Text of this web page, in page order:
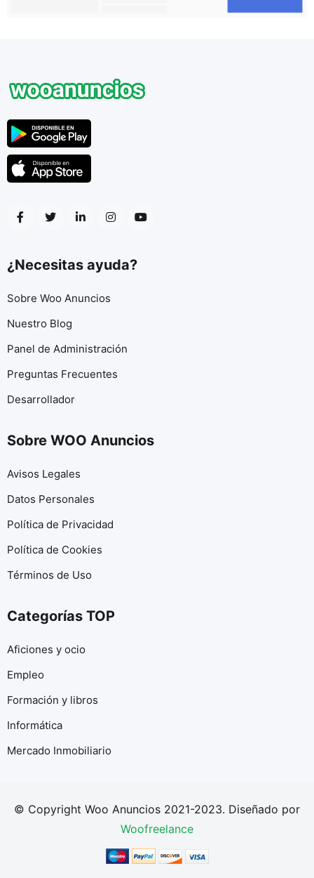
¿Necesitas ayuda?
Sobre Woo Anuncios
Nuestro Blog
Panel de Administración
Preguntas Frecuentes
Desarrollador
Sobre WOO Anuncios
Avisos Legales
Datos Personales
Política de Privacidad
Política de Cookies
Términos de Uso
Categorías TOP
Aficiones y ocio
Empleo
Formación y libros
Informática
Mercado Inmobiliario
© Copyright Woo Anuncios 2021-2023. Diseñado por
Woofreelance